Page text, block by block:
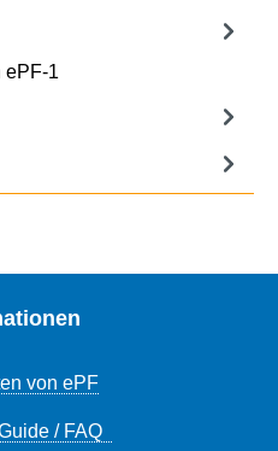
ePF-1
von ePF
/ FAQ